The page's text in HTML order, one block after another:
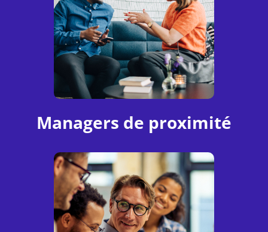
Managers de proximité